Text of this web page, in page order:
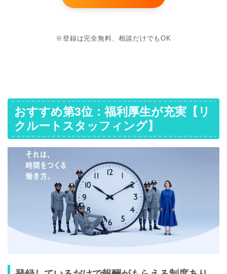
※登録は完全無料、相談だけでもOK
おすすめ第3位：福利厚生が充実【リ
クルートスタッフィング】